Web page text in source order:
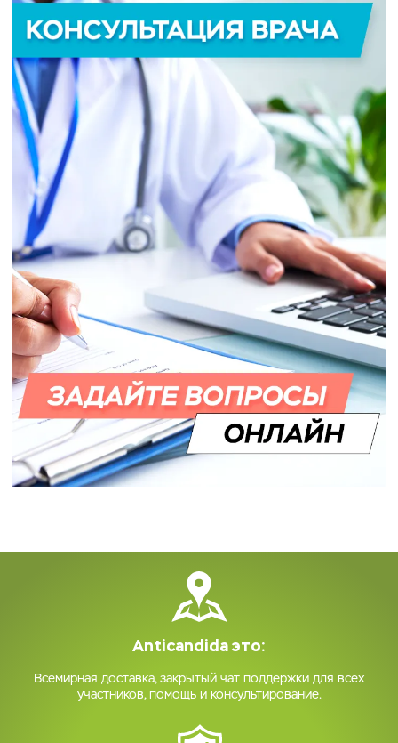
Anticandida это:
Всемирная доставка, закрытый чат поддержки для всех
участников, помощь и консультирование.